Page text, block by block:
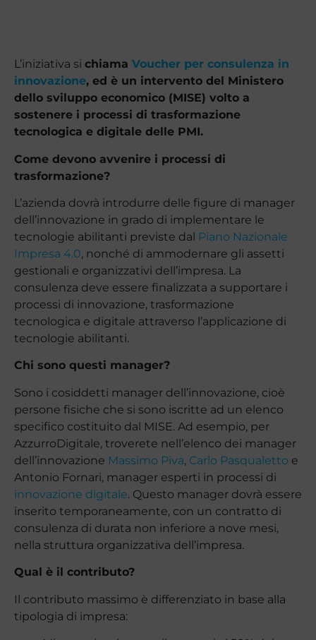
L’iniziativa si chiama Voucher per consulenza in
innovazione, ed è un intervento del Ministero
dello sviluppo economico (MISE) volto a
sostenere i processi di trasformazione
tecnologica e digitale delle PMI.
Come devono avvenire i processi di
trasformazione?
L’azienda dovrà introdurre delle figure di manager
dell’innovazione in grado di implementare le
tecnologie abilitanti previste dal Piano Nazionale
Impresa 4.0, nonché di ammodernare gli assetti
gestionali e organizzativi dell’impresa. La
consulenza deve essere finalizzata a supportare i
processi di innovazione, trasformazione
tecnologica e digitale attraverso l’applicazione di
tecnologie abilitanti.
Chi sono questi manager?
Sono i cosiddetti manager dell’innovazione, cioè
persone fisiche che si sono iscritte ad un elenco
specifico costituito dal MISE. Ad esempio, per
AzzurroDigitale, troverete nell’elenco dei manager
dell’innovazione Massimo Piva, Carlo Pasqualetto e
Antonio Fornari, manager esperti in processi di
innovazione digitale. Questo manager dovrà essere
inserito temporaneamente, con un contratto di
consulenza di durata non inferiore a nove mesi,
nella struttura organizzativa dell’impresa.
Qual è il contributo?
Il contributo massimo è differenziato in base alla
tipologia di impresa: